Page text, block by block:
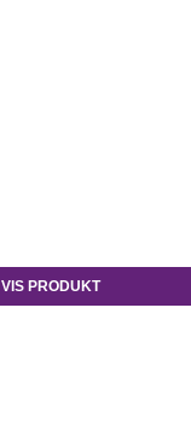
VIS PRODUKT